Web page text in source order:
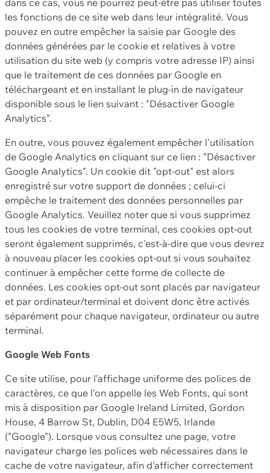
dans ce cas, vous ne pourrez peut-être pas utiliser toutes
les fonctions de ce site web dans leur intégralité. Vous
pouvez en outre empêcher la saisie par Google des
données générées par le cookie et relatives à votre
utilisation du site web (y compris votre adresse IP) ainsi
que le traitement de ces données par Google en
téléchargeant et en installant le plug-in de navigateur
disponible sous le lien suivant : "Désactiver Google
Analytics".
En outre, vous pouvez également empêcher l'utilisation
de Google Analytics en cliquant sur ce lien : "Désactiver
Google Analytics". Un cookie dit "opt-out" est alors
enregistré sur votre support de données ; celui-ci
empêche le traitement des données personnelles par
Google Analytics. Veuillez noter que si vous supprimez
tous les cookies de votre terminal, ces cookies opt-out
seront également supprimés, c'est-à-dire que vous devrez
à nouveau placer les cookies opt-out si vous souhaitez
continuer à empêcher cette forme de collecte de
données. Les cookies opt-out sont placés par navigateur
et par ordinateur/terminal et doivent donc être activés
séparément pour chaque navigateur, ordinateur ou autre
terminal.
Google Web Fonts
Ce site utilise, pour l'affichage uniforme des polices de
caractères, ce que l'on appelle les Web Fonts, qui sont
mis à disposition par Google Ireland Limited, Gordon
House, 4 Barrow St, Dublin, D04 E5W5, Irlande
("Google"). Lorsque vous consultez une page, votre
navigateur charge les polices web nécessaires dans le
cache de votre navigateur, afin d'afficher correctement